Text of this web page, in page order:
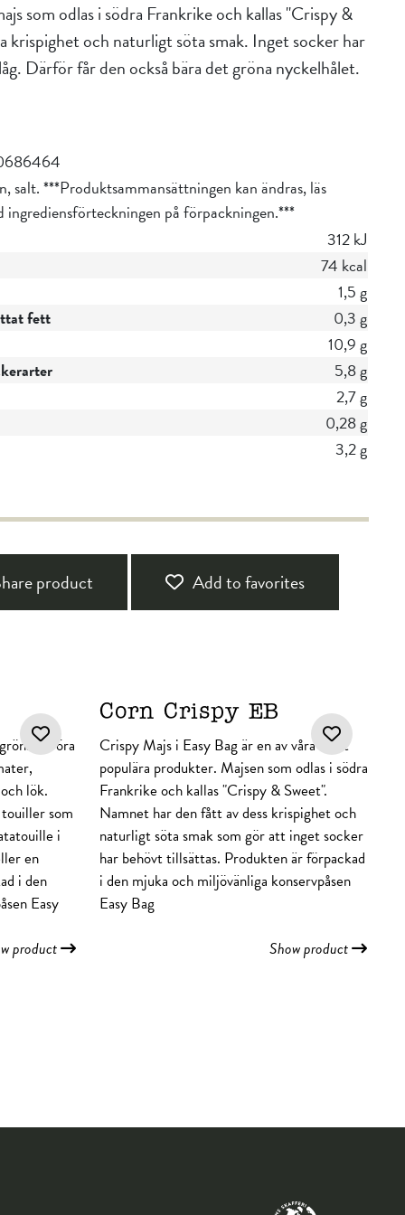
som odlas i södra Frankrike och kallas "Crispy &
krispighet och naturligt söta smak. Inget socker har
Därför får den också bära det gröna nyckelhålet.
salt. ***Produktsammansättningen kan ändras, läs
på förpackningen.***
312 kJ
74 kcal
1,5 g
fett
0,3 g
10,9 g
5,8 g
2,7 g
0,28 g
3,2 g
product Add to favorites
lök.
som
i
en
i den
Easy
product
Corn Crispy EB
Crispy Majs i Easy Bag är en av våra mest
populära produkter. Majsen som odlas i södra
Frankrike och kallas "Crispy & Sweet".
Namnet har den fått av dess krispighet och
naturligt söta smak som gör att inget socker
har behövt tillsättas. Produkten är förpackad
i den mjuka och miljövänliga konservpåsen
Easy Bag
Show product